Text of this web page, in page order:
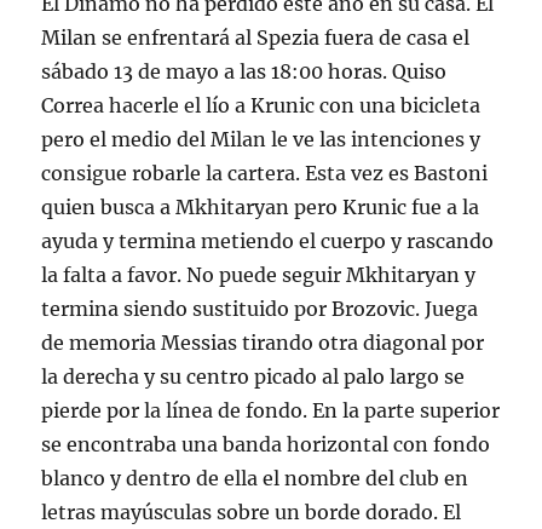
Milan se enfrentará al Spezia fuera de casa el
sábado 13 de mayo a las 18:00 horas. Quiso
Correa hacerle el lío a Krunic con una bicicleta
pero el medio del Milan le ve las intenciones y
consigue robarle la cartera. Esta vez es Bastoni
quien busca a Mkhitaryan pero Krunic fue a la
ayuda y termina metiendo el cuerpo y rascando
la falta a favor. No puede seguir Mkhitaryan y
termina siendo sustituido por Brozovic. Juega
de memoria Messias tirando otra diagonal por
la derecha y su centro picado al palo largo se
pierde por la línea de fondo. En la parte superior
se encontraba una banda horizontal con fondo
blanco y dentro de ella el nombre del club en
letras mayúsculas sobre un borde dorado. El